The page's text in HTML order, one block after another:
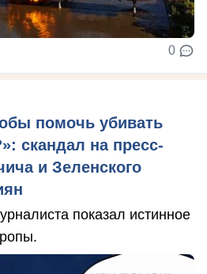
0
помочь убивать
скандал на пресс-
и Зеленского
показал истинное